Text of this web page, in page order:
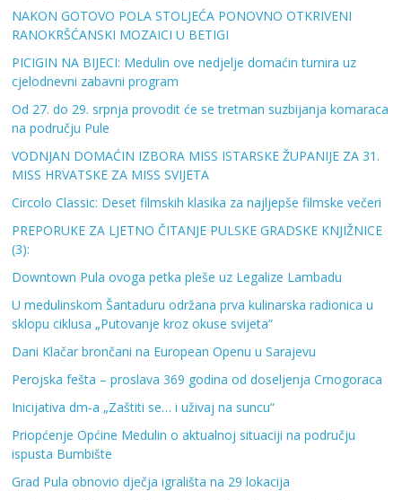
NAKON GOTOVO POLA STOLJEĆA PONOVNO OTKRIVENI
RANOKRŠĆANSKI MOZAICI U BETIGI
PICIGIN NA BIJECI: Medulin ove nedjelje domaćin turnira uz
cjelodnevni zabavni program
Od 27. do 29. srpnja provodit će se tretman suzbijanja komaraca
na području Pule
VODNJAN DOMAĆIN IZBORA MISS ISTARSKE ŽUPANIJE ZA 31.
MISS HRVATSKE ZA MISS SVIJETA
Circolo Classic: Deset filmskih klasika za najljepše filmske večeri
PREPORUKE ZA LJETNO ČITANJE PULSKE GRADSKE KNJIŽNICE
(3):
Downtown Pula ovoga petka pleše uz Legalize Lambadu
U medulinskom Šantaduru održana prva kulinarska radionica u
sklopu ciklusa „Putovanje kroz okuse svijeta“
Dani Klačar brončani na European Openu u Sarajevu
Perojska fešta – proslava 369 godina od doseljenja Crnogoraca
Inicijativa dm-a „Zaštiti se… i uživaj na suncu“
Priopćenje Općine Medulin o aktualnoj situaciji na području
ispusta Bumbište
Grad Pula obnovio dječja igrališta na 29 lokacija